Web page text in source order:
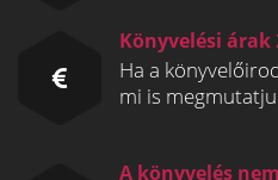
Könyvelési árak
Ha a
mi is
A könyvelés